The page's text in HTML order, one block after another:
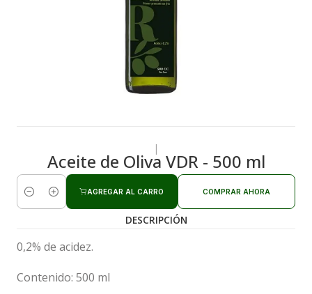
|
Aceite de Oliva VDR - 500 ml
Cantidad
AGREGAR AL CARRO COMPRAR AHORA
DESCRIPCIÓN
0,2% de acidez.
Contenido: 500 ml